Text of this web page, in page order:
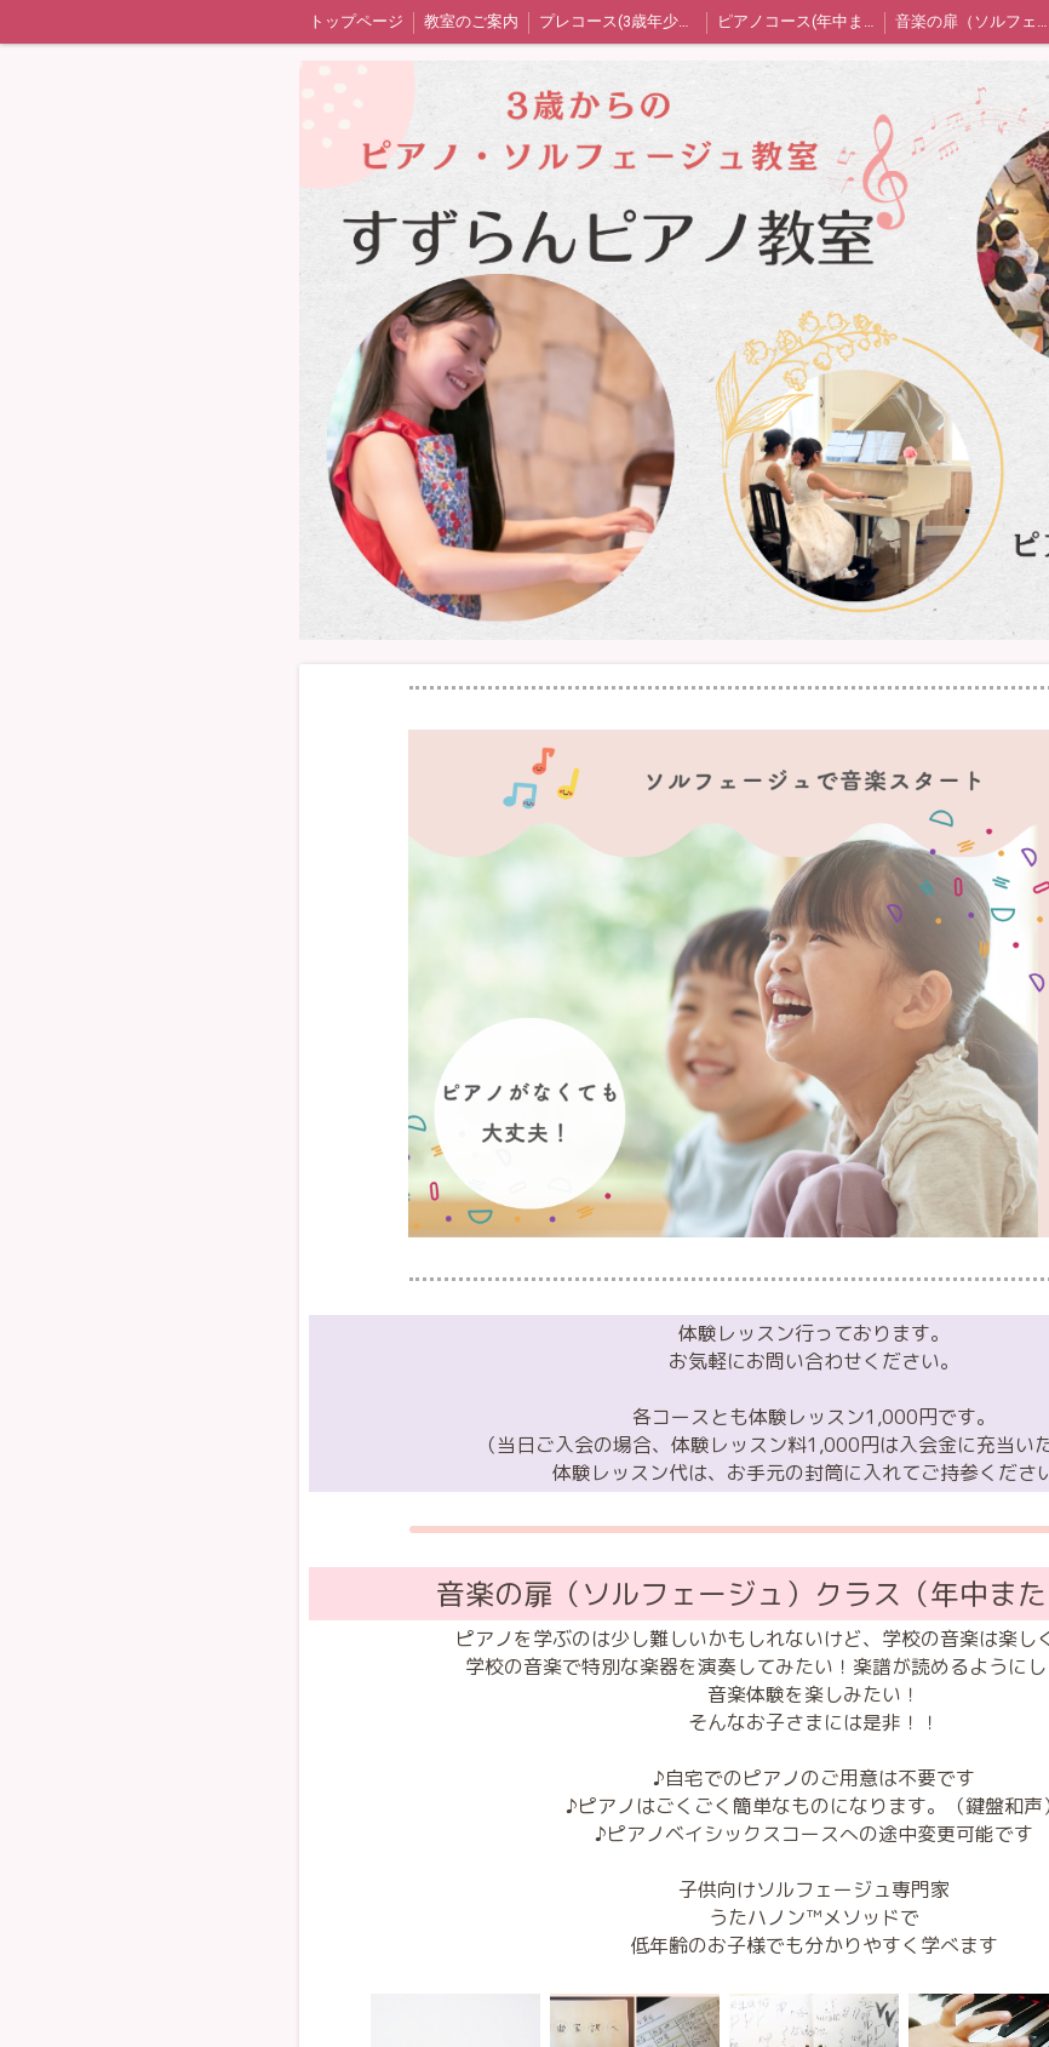
トップページ 教室のご案内 プレコース(3歳年少年中) ピアノコース(年中または年長〜) 音楽の扉（ソルフェージュ）コース
生徒さん保護者の声 教室blog プライバシーポリシー
体験レッスン行っております。
お気軽にお問い合わせください。
各コースとも体験レッスン1,000円です。
（当日ご入会の場合、体験レッスン料1,000円は入会金に充当い
体験レッスン代は、お手元の封筒に入れてご持参くださ
音楽の扉（ソルフェージュ）クラス（年中また
ピアノを学ぶのは少し難しいかもしれないけど、学校の音楽は楽し
学校の音楽で特別な楽器を演奏してみたい！楽譜が読めるようにし
音楽体験を楽しみたい！
そんなお子さまには是非！！
♪自宅でのピアノのご用意は不要です
♪ピアノはごくごく簡単なものになります。（鍵盤和声
♪ピアノベイシックスコースへの途中変更可能です
子供向けソルフェージュ専門家
うたハノン™メソッドで
低年齢のお子様でも分かりやすく学べます